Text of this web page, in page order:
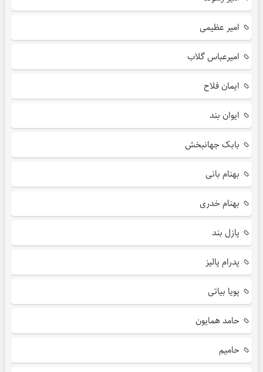
امیر عظیمی
امیرعباس گلاب
ایمان فلاح
ایوان بند
بابک جهانبخش
بهنام بانی
بهنام خدری
پازل بند
پدرام پالیز
پویا بیاتی
حامد همایون
حامیم